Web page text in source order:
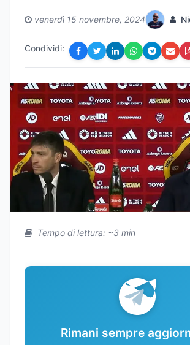
venerdì 15 novembre, 2024
Condividi:
Tempo di lettura: ~3 min
Rimani sempre